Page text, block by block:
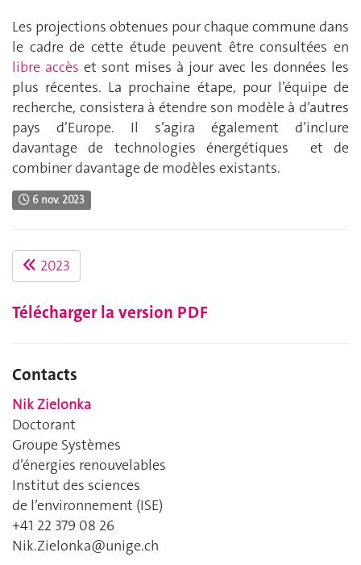
Les projections obtenues pour chaque commune dans
le cadre de cette étude peuvent être consultées en
libre accès et sont mises à jour avec les données les
plus récentes. La prochaine étape, pour l’équipe de
recherche, consistera à étendre son modèle à d’autres
pays d’Europe. Il s’agira également d’inclure
davantage de technologies énergétiques et de
combiner davantage de modèles existants.
6 nov. 2023
2023
Télécharger la version PDF
Contacts
Nik Zielonka
Doctorant
Groupe Systèmes
d’énergies renouvelables
Institut des sciences
de l’environnement (ISE)
+41 22 379 08 26
Nik.Zielonka@unige.ch